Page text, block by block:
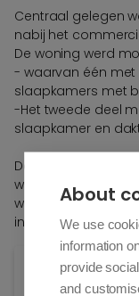
Centraal gelegen
nabij het
De woning werd
- waarvan één met
slaapkamers met
-Het tweede deel
slaapkamer en
De woning kan
woning functioneel
in geheel te blijven.
Algemene info
About
We use
information
provide
and